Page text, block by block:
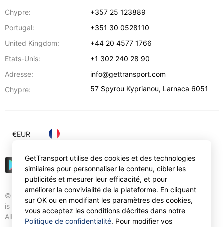
Chypre:
+357 25 123889
Portugal:
+351 30 0528110
United Kingdom:
+44 20 4577 1766
Etats-Unis:
+1 302 240 28 90
Adresse:
info@gettransport.com
Chypre:
57 Spyrou Kyprianou, Larnaca 6051
© Gettransport International Limited. GetTransport®
is trademark of Gettransport International Limited.
All rights reserved.
€EUR
GetTransport utilise des cookies et des technologies
similaires pour personnaliser le contenu, cibler les
publicités et mesurer leur efficacité, et pour
améliorer la convivialité de la plateforme. En cliquant
sur OK ou en modifiant les paramètres des cookies,
vous acceptez les conditions décrites dans notre
Politique de confidentialité. Pour modifier vos